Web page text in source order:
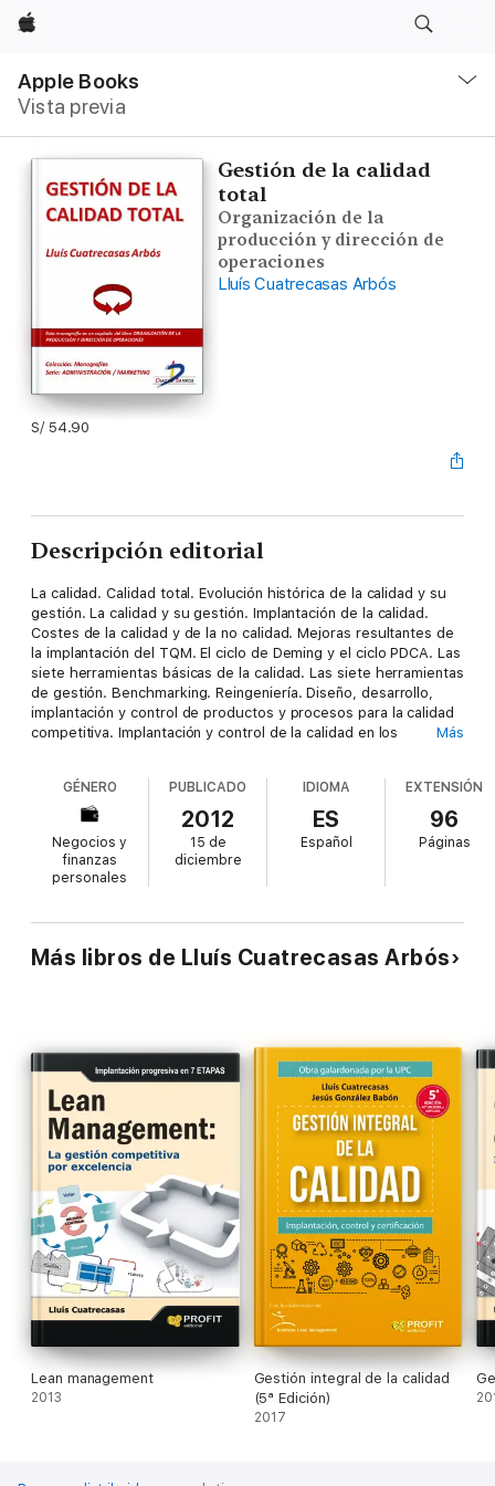
Apple
Apple Books
Vista previa
local
Abrir
Gestión de la calidad
total
Organización de la
producción y dirección de
operaciones
Lluís Cuatrecasas Arbós
S/ 54.90
Descripción editorial
La calidad. Calidad total. Evolución histórica de la calidad y su
gestión. La calidad y su gestión. Implantación de la calidad.
Costes de la calidad y de la no calidad. Mejoras resultantes de
la implantación del TQM. El ciclo de Deming y el ciclo PDCA. Las
siete herramientas básicas de la calidad. Las siete herramientas
de gestión. Benchmarking. Reingeniería. Diseño, desarrollo,
implantación y control de productos y procesos para la calidad
competitiva. Implantación y control de la calidad en los
Más
GÉNERO
Negocios y
finanzas
personales
PUBLICADO
2012
15 de
diciembre
IDIOMA
ES
Español
EXTENSIÓN
96
Páginas
Más libros de Lluís Cuatrecasas Arbós
Lean management
2013
Gestión integral de la calidad
(5ª Edición)
2017